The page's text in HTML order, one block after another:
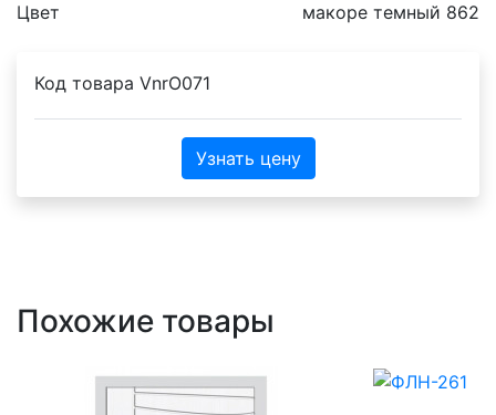
Цвет
макоре темный 862
Код товара VnrO071
Узнать цену
Похожие товары